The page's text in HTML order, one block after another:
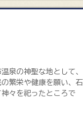
泉の神聖な地として、
繁栄や健康を願い、石
々を祀ったところで